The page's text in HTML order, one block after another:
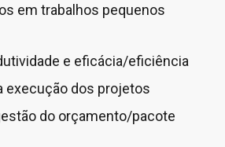
em trabalhos pequenos
e eficácia/eficiência
execução dos projetos
do orçamento/pacote